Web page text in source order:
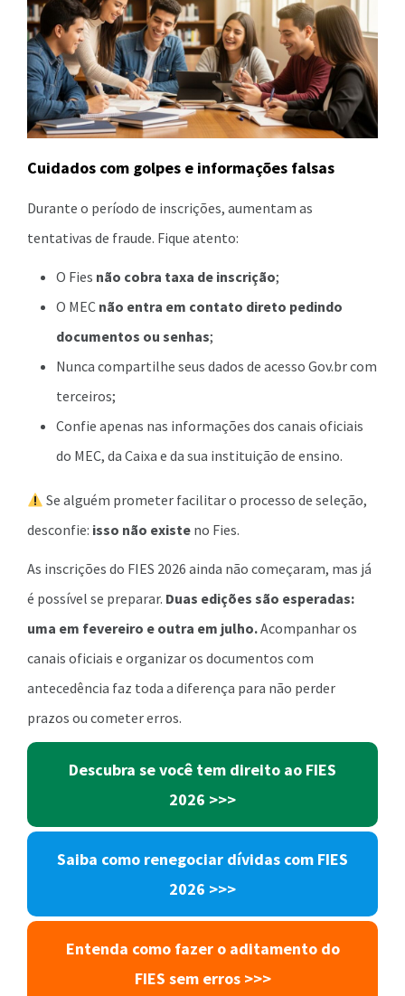
Cuidados com golpes e informações falsas
Durante o período de inscrições, aumentam as
tentativas de fraude. Fique atento:
O Fies não cobra taxa de inscrição;
O MEC não entra em contato direto pedindo
documentos ou senhas;
Nunca compartilhe seus dados de acesso Gov.br com
terceiros;
Confie apenas nas informações dos canais oficiais
do MEC, da Caixa e da sua instituição de ensino.
Se alguém prometer facilitar o processo de seleção,
desconfie: isso não existe no Fies.
As inscrições do FIES 2026 ainda não começaram, mas já
é possível se preparar. Duas edições são esperadas:
uma em fevereiro e outra em julho.Acompanhar os
canais oficiais e organizar os documentos com
antecedência faz toda a diferença para não perder
prazos ou cometer erros.
Descubra se você tem direito ao FIES
2026 >>>
Saiba como renegociar dívidas com FIES
2026 >>>
Entenda como fazer o aditamento do
FIES sem erros>>>